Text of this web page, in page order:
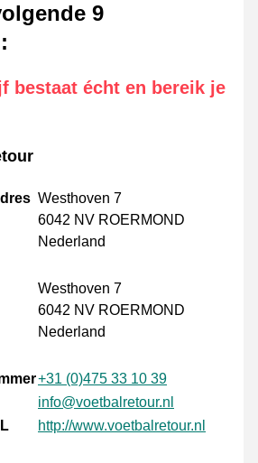
9
:
bestaat écht en bereik je
Westhoven 7
6042 NV ROERMOND
Nederland
Westhoven 7
6042 NV ROERMOND
Nederland
+31 (0)475 33 10 39
info@voetbalretour.nl
http://www.voetbalretour.nl